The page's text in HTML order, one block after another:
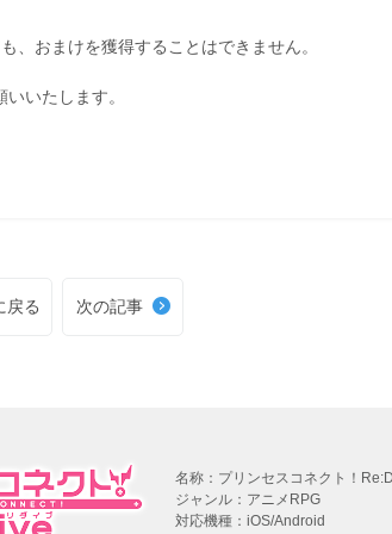
、おまけを獲得することはできません。
いたします。
戻る 次の記事
名称：プリンセスコネクト！
ジャンル：アニメRPG
対応機種：iOS/Android